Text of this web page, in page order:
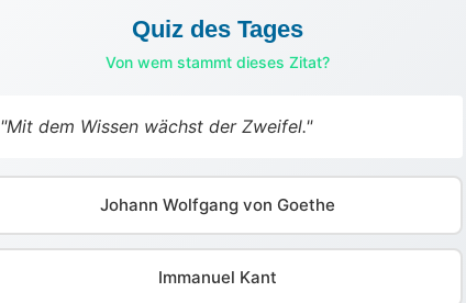
Quiz des Tages
Von wem stammt dieses Zitat?
"Mit dem Wissen wächst der Zweifel."
Johann Wolfgang von Goethe
Immanuel Kant